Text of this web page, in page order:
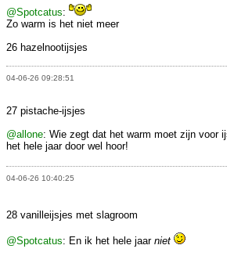
@Spotcatus:
Zo warm is het niet meer
26 hazelnootijsjes
04-06-26 09:28:51
27 pistache-ijsjes
@allone: Wie zegt dat het warm moet zijn voor
het hele jaar door wel hoor!
04-06-26 10:40:25
28 vanilleijsjes met slagroom
@Spotcatus: En ik het hele jaar niet